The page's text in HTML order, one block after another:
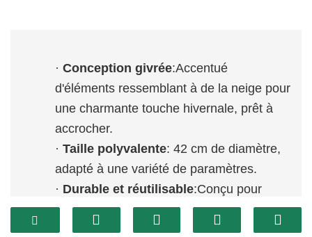
· Conception givrée:Accentué
d'éléments ressemblant à de la neige pour
une charmante touche hivernale, prêt à
accrocher.
· Taille polyvalente: 42 cm de diamètre,
adapté à une variété de paramètres.
· Durable et réutilisable:Conçu pour
résister à plusieurs saisons de vacances,
offrant une option écologique.